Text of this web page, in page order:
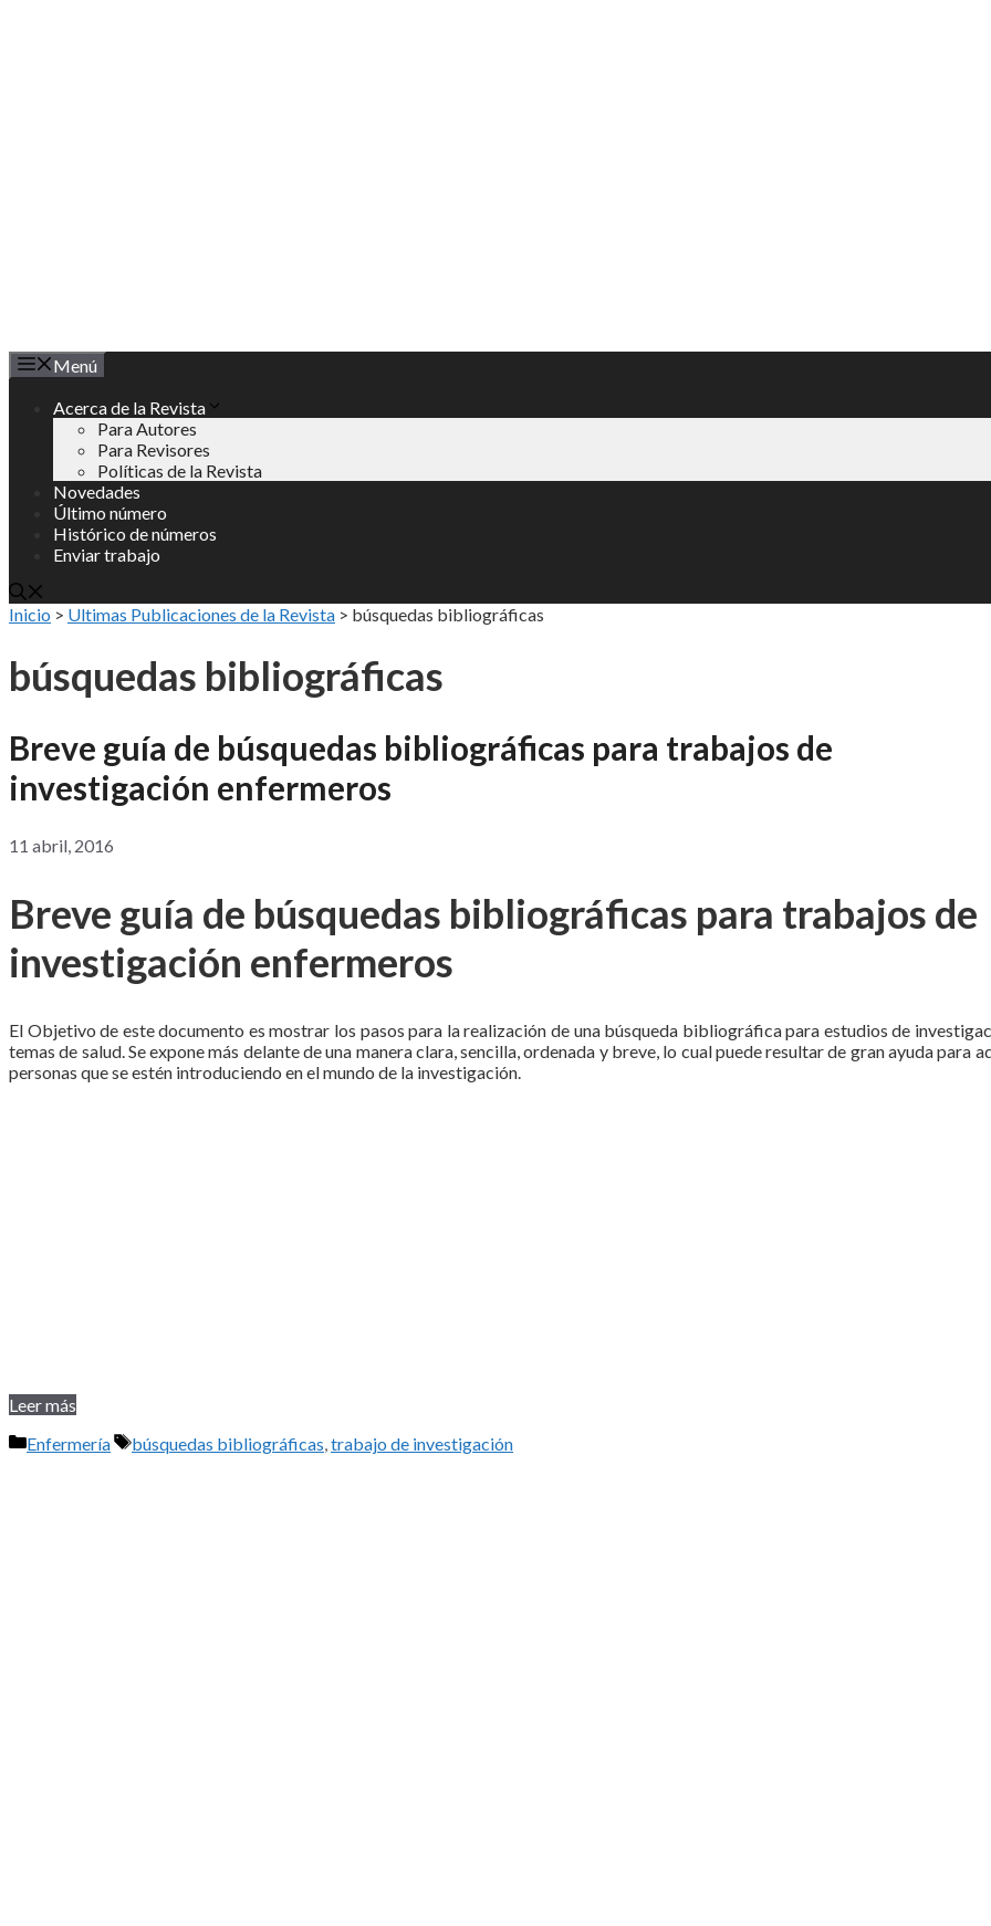
Menú
Acerca de la Revista
Para Autores
Para Revisores
Políticas de la Revista
Novedades
Último número
Histórico de números
Enviar trabajo
Inicio > Ultimas Publicaciones de la Revista > búsquedas bibliográficas
búsquedas bibliográficas
Breve guía de búsquedas bibliográficas para trabajos de
investigación enfermeros
11 abril, 2016
Breve guía de búsquedas bibliográficas para trabajos de
investigación enfermeros
El Objetivo de este documento es mostrar los pasos para la realización de una búsqueda bibliográfica para estudios de
temas de salud. Se expone más delante de una manera clara, sencilla, ordenada y breve, lo cual puede resultar de gran ayuda para
personas que se estén introduciendo en el mundo de la investigación.
Leer más
Categorías
Enfermería Etiquetas
búsquedas bibliográficas trabajo de investigación